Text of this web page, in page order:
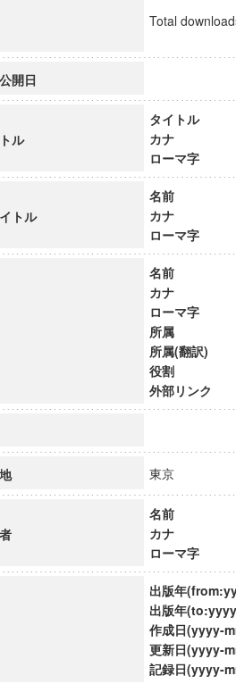
究科
ンター
民社会ガバナンス教育研究センター
理と感性の先端的教育研究拠点
成熟社会発展のサイエンス」
Total
開日
ル
タイトル
カナ
ローマ字
トル
名前
カナ
ローマ字
名前
カナ
ローマ字
所属
所属(翻訳)
役割
外部リンク
東京
名前
カナ
ローマ字
出版年
出版年
作成日(yyyy-
更新日(yyyy-
記録日(yyyy-